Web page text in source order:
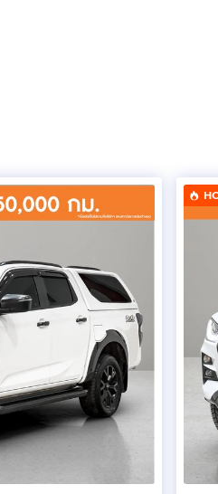
VGS แบบครีบแปรผั
– 2,600 รอบ/นา
นล้อล็อค ABS
แบบ Bi-Beam LED
Running Lights แบบ
หรี่ LED Light Guiding
: -
บบเสา
18 นิ้ว พร้อมยาง 265/60 R18
ายในห้องโดยสารสีทูโทน น้ำตาล